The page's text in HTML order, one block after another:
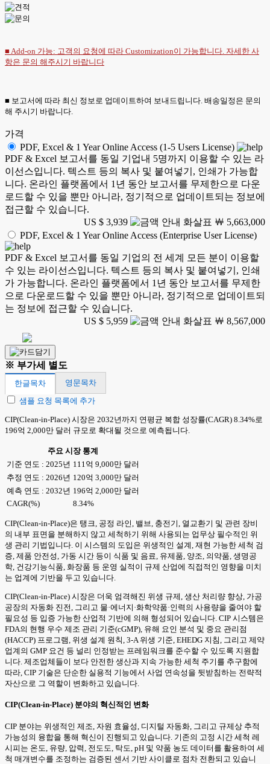
■ Add-on 가능: 고객의 요청에 따라 Customization이 가능합니다. 자세한 사
항은 문의 해주시기 바랍니다
■ 보고서에 따라 최신 정보로 업데이트하여 보내드립니다. 배송일정은 문의
해 주시기 바랍니다.
가격
PDF, Excel & 1 Year Online Access (1-5 Users License)
PDF & Excel 보고서를 동일 기업내 5명까지 이용할 수 있는 라
이선스입니다. 텍스트 등의 복사 및 붙여넣기, 인쇄가 가능합
니다. 온라인 플랫폼에서 1년 동안 보고서를 무제한으로 다운
로드할 수 있을 뿐만 아니라, 정기적으로 업데이트되는 정보에
접근할 수 있습니다.
US $ 3,939
￦ 5,663,000
PDF, Excel & 1 Year Online Access (Enterprise User License)
PDF & Excel 보고서를 동일 기업의 전 세계 모든 분이 이용할
수 있는 라이선스입니다. 텍스트 등의 복사 및 붙여넣기, 인쇄
가 가능합니다. 온라인 플랫폼에서 1년 동안 보고서를 무제한
으로 다운로드할 수 있을 뿐만 아니라, 정기적으로 업데이트되
는 정보에 접근할 수 있습니다.
US $ 5,959
￦ 8,567,000
※ 부가세 별도
한글목차
영문목차
샘플 요청 목록에 추가
CIP(Clean-in-Place) 시장은 2032년까지 연평균 복합 성장률(CAGR) 8.34%로
196억 2,000만 달러 규모로 확대될 것으로 예측됩니다.
주요 시장 통계
기준 연도 : 2025년 111억 9,000만 달러
추정 연도 : 2026년 120억 3,000만 달러
예측 연도 : 2032년 196억 2,000만 달러
CAGR(%)
8.34%
CIP(Clean-in-Place)은 탱크, 공정 라인, 밸브, 충전기, 열교환기 및 관련 장비
의 내부 표면을 분해하지 않고 세척하기 위해 사용되는 업무상 필수적인 위
생 관리 기법입니다. 이 시스템의 도입은 위생적인 설계, 재현 가능한 세척 검
증, 제품 안전성, 가동 시간 등이 식품 및 음료, 유제품, 양조, 의약품, 생명공
학, 건강기능식품, 화장품 등 운영 실적이 규제 산업에 직접적인 영향을 미치
는 업계에 기반을 두고 있습니다.
CIP(Clean-in-Place) 시장은 더욱 엄격해진 위생 규제, 생산 처리량 향상, 가공
공장의 자동화 진전, 그리고 물·에너지·화학약품·인력의 사용량을 줄여야 할
필요성 등 입증 가능한 산업적 기반에 의해 형성되어 있습니다. CIP 시스템은
FDA의 현행 우수 제조 관리 기준(cGMP), 유해 요인 분석 및 중요 관리점
(HACCP) 프로그램, 위생 설계 원칙, 3-A 위생 기준, EHEDG 지침, 그리고 제약
업계의 GMP 요건 등 널리 인정받는 프레임워크를 준수할 수 있도록 지원합
니다. 제조업체들이 보다 안전한 생산과 지속 가능한 세척 주기를 추구함에
따라, CIP 기술은 단순한 실용적 기능에서 사업 연속성을 뒷받침하는 전략적
자산으로 그 역할이 변화하고 있습니다.
CIP(Clean-in-Place) 분야의 혁신적인 변화
CIP 분야는 위생적인 제조, 자원 효율성, 디지털 자동화, 그리고 규제상 추적
가능성의 융합을 통해 혁신이 진행되고 있습니다. 기존의 고정 시간 세척 레
시피는 온도, 유량, 압력, 전도도, 탁도, pH 및 약품 농도 데이터를 활용하여 세
척 매개변수를 조정하는 검증된 센서 기반 사이클로 점차 전환되고 있습니